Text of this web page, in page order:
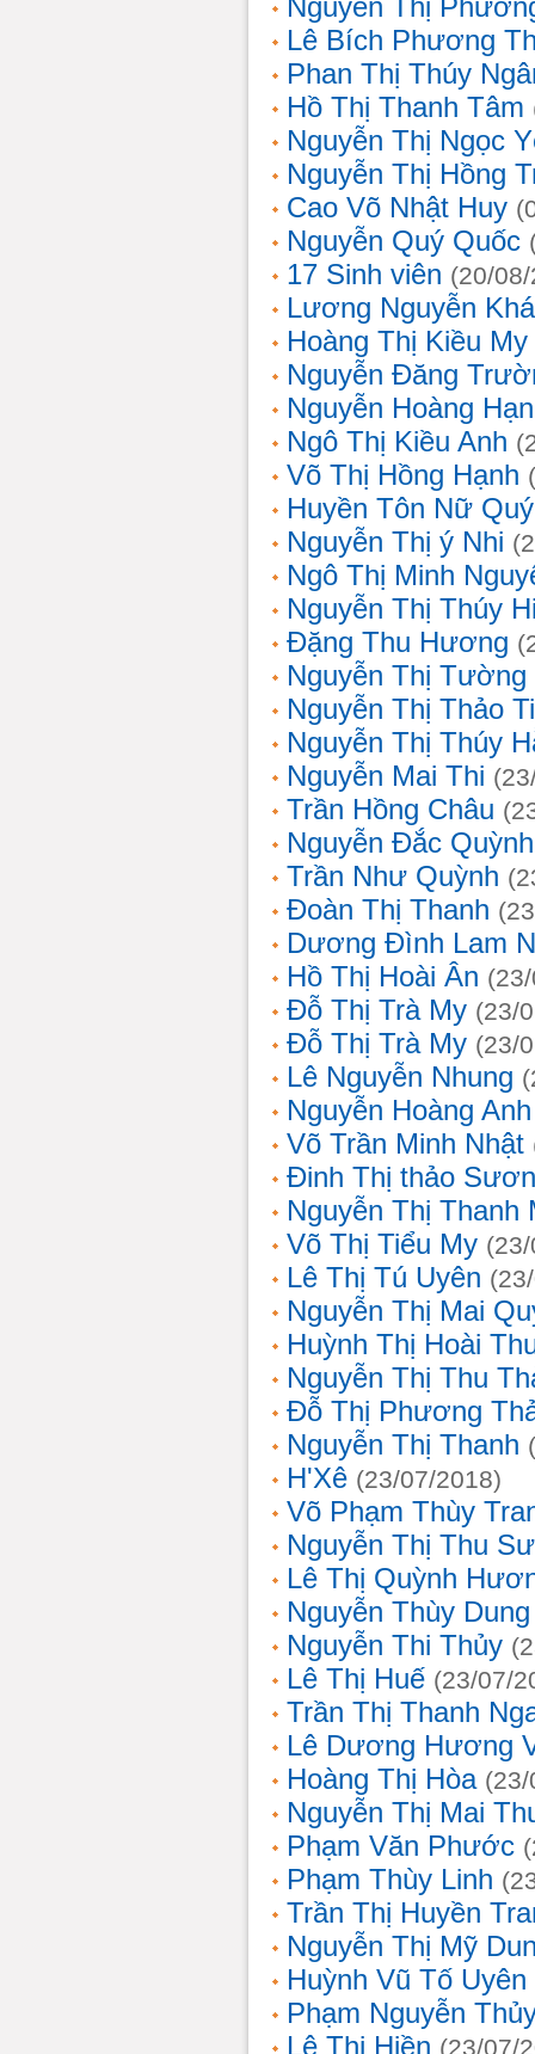
Nguyễn Thị
Lê Bích Phương
Phan Thị Thúy
Hồ Thị Thanh Tâm
Nguyễn Thị Ngọc
Nguyễn Thị Hồng
Cao Võ Nhật Huy
Nguyễn Quý Quốc
17 Sinh viên (20/
Lương Nguyễn
Hoàng Thị Kiều My
Nguyễn Đăng
Nguyễn Hoàng
Ngô Thị Kiều Anh
Võ Thị Hồng Hạnh
Huyền Tôn Nữ
Nguyễn Thị ý Nhi
Ngô Thị Minh
Nguyễn Thị Thúy
Đặng Thu Hương
Nguyễn Thị Tường
Nguyễn Thị Thảo
Nguyễn Thị Thúy
Nguyễn Mai Thi
Trần Hồng Châu
Nguyễn Đắc
Trần Như Quỳnh
Đoàn Thị Thanh
Dương Đình Lam
Hồ Thị Hoài Ân
Đỗ Thị Trà My (23/
Đỗ Thị Trà My (23/
Lê Nguyễn Nhung
Nguyễn Hoàng Anh
Võ Trần Minh Nhật
Đinh Thị thảo
Nguyễn Thị Thanh
Võ Thị Tiểu My
Lê Thị Tú Uyên
Nguyễn Thị Mai
Huỳnh Thị Hoài
Nguyễn Thị Thu
Đỗ Thị Phương
Nguyễn Thị Thanh
H'Xê (23/07/2018)
Võ Phạm Thùy
Nguyễn Thị Thu
Lê Thị Quỳnh
Nguyễn Thùy Dung
Nguyễn Thi Thủy
Lê Thị Huế (23/07/
Trần Thị Thanh
Lê Dương Hương
Hoàng Thị Hòa
Nguyễn Thị Mai
Phạm Văn Phước
Phạm Thùy Linh
Trần Thị Huyền
Nguyễn Thị Mỹ
Huỳnh Vũ Tố Uyên
Phạm Nguyễn
Lê Thị Hiền (23/07/